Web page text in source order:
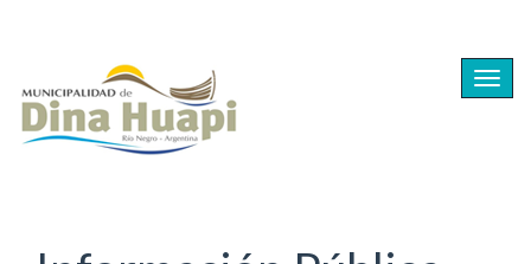
contenido
principal